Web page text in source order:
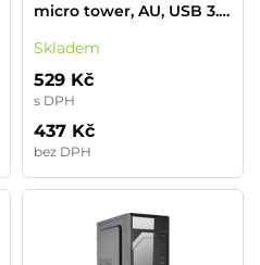
micro tower, AU, USB 3.0,
bez zdroje, černá
Skladem
529 Kč
s DPH
437 Kč
bez DPH